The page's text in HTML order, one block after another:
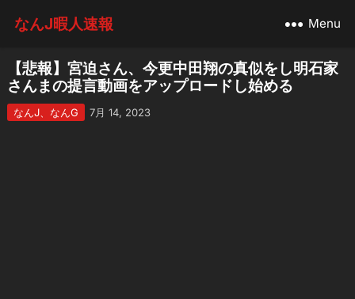
なんJ暇人速報 Menu
【悲報】宮迫さん、今更中田翔の真似をし明石家
さんまの提言動画をアップロードし始める
なんJ、なんG 7月 14, 2023